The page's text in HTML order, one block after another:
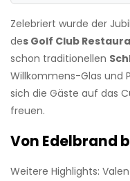
Zelebriert wurde der
des Golf Club
schon traditionellen
Willkommens-Glas und
sich die Gäste auf das
freuen.
Von Edelbrand
Weitere Highlights: